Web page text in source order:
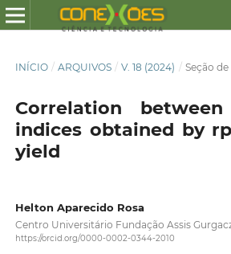
INÍCIO / ARQUIVOS / V. 18 (2024) / Seção
Correlation
indices obtained by
yield
Helton Aparecido Rosa
Centro Universitário Fundação Assis
https://orcid.org/0000-0002-0344-2010